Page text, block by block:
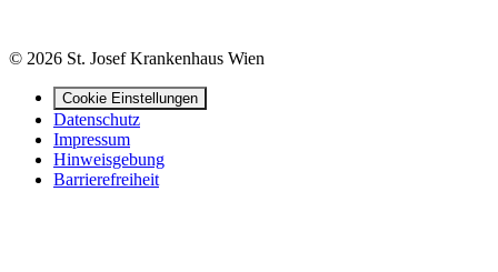
© 2026 St. Josef Krankenhaus Wien
Cookie Einstellungen
Datenschutz
Impressum
Hinweisgebung
Barrierefreiheit